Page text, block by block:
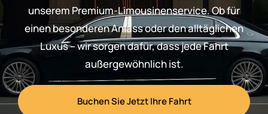
unserem Premium-Limousinenservice. Ob für
einen besonderen Anlass oder den alltäglichen
Luxus – wir sorgen dafür, dass jede Fahrt
außergewöhnlich ist.
Buchen Sie Jetzt Ihre Fahrt